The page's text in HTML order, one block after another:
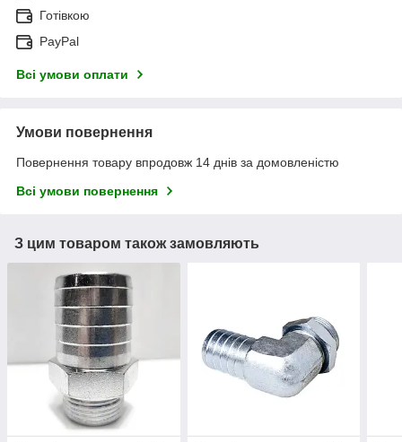
Готівкою
PayPal
Всі умови оплати
Умови повернення
Повернення товару впродовж 14 днів за домовленістю
Всі умови повернення
З цим товаром також замовляють